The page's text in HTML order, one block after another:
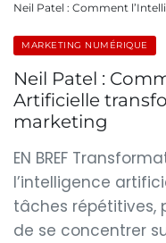
Neil Patel : Comment
MARKETING NUMÉRIQUE
Neil Patel :
Artificielle
marketing
EN BREF
l’intelligence
tâches répétitives,
de se concentrer